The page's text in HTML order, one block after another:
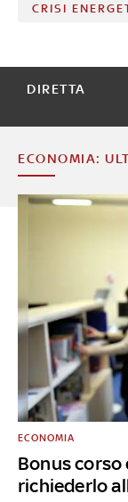
CRISI
DIRETTA
ECONOMIA:
Bonus corso
richiederlo
ECONOMIA